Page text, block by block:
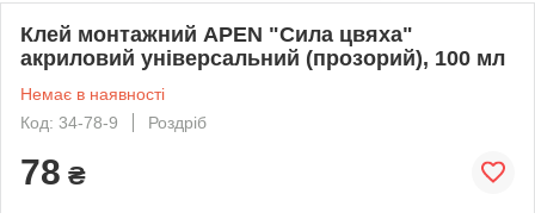
Клей монтажний APEN "Сила цвяха"
акриловий універсальний (прозорий), 100 мл
Немає в наявності
Код: 34-78-9
Роздріб
78 ₴